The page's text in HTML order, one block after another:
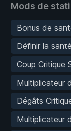
Mods de
Bonus de
Définir la
Coup Critique
Multiplicateur
Dégâts
Multiplicateur